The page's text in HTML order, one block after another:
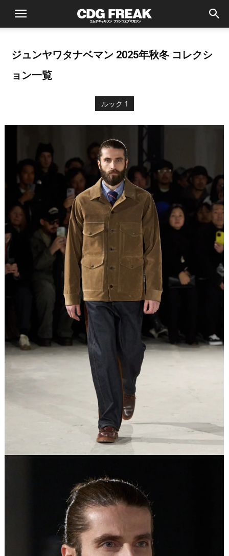
ジュンヤワタナベマン 2025年秋冬 コレクシ
ョン一覧
ルック 1